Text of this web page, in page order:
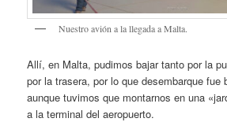
Nuestro avión a la llegada a Malta.
Allí, en Malta, pudimos bajar tanto por la
por la trasera, por lo que desembarque fue
aunque tuvimos que montarnos en una
a la terminal del aeropuerto.